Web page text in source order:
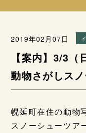
2019年02月07日
【案内】3/3
動物さがしス
幌延町在住の動物
スノーシューツア